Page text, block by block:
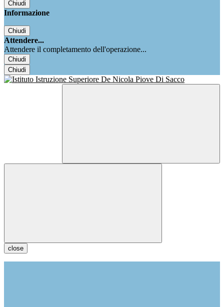
Chiudi
Informazione
Chiudi
Attendere...
Attendere il completamento dell'operazione...
Chiudi
Chiudi
close